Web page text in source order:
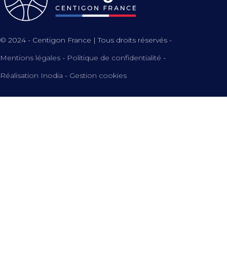
© 2024 - Centigon France | Tous droits réservés -
Mentions légales - Politique de confidentialité -
Réalisation Inodia - Gestion cookies